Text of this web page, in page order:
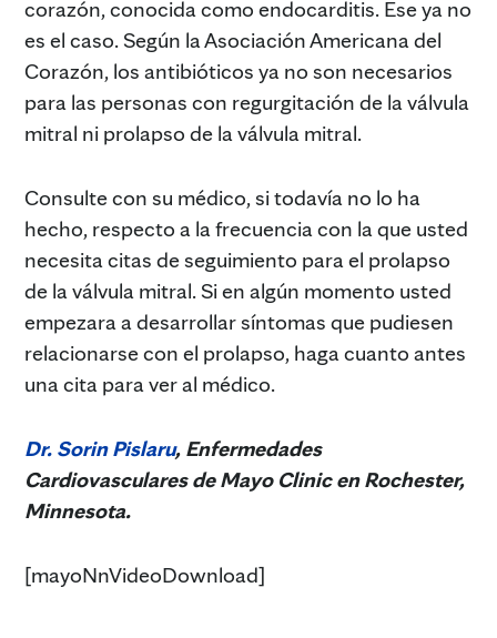
corazón, conocida como endocarditis. Ese ya no
es el caso. Según la Asociación Americana del
Corazón, los antibióticos ya no son necesarios
para las personas con regurgitación de la válvula
mitral ni prolapso de la válvula mitral.
Consulte con su médico, si todavía no lo ha
hecho, respecto a la frecuencia con la que usted
necesita citas de seguimiento para el prolapso
de la válvula mitral. Si en algún momento usted
empezara a desarrollar síntomas que pudiesen
relacionarse con el prolapso, haga cuanto antes
una cita para ver al médico.
Dr. Sorin Pislaru, Enfermedades
Cardiovasculares de Mayo Clinic en Rochester,
Minnesota.
[mayoNnVideoDownload]